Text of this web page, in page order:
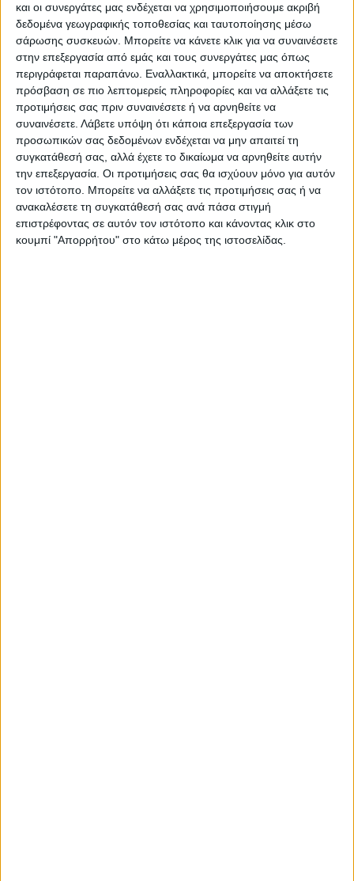
και οι συνεργάτες μας ενδέχεται να χρησιμοποιήσουμε ακριβή
δεδομένα γεωγραφικής τοποθεσίας και ταυτοποίησης μέσω
σάρωσης συσκευών. Μπορείτε να κάνετε κλικ για να συναινέσετε
στην επεξεργασία από εμάς και τους συνεργάτες μας όπως
περιγράφεται παραπάνω. Εναλλακτικά, μπορείτε να αποκτήσετε
πρόσβαση σε πιο λεπτομερείς πληροφορίες και να αλλάξετε τις
προτιμήσεις σας πριν συναινέσετε ή να αρνηθείτε να
συναινέσετε. Λάβετε υπόψη ότι κάποια επεξεργασία των
προσωπικών σας δεδομένων ενδέχεται να μην απαιτεί τη
συγκατάθεσή σας, αλλά έχετε το δικαίωμα να αρνηθείτε αυτήν
την επεξεργασία. Οι προτιμήσεις σας θα ισχύουν μόνο για αυτόν
τον ιστότοπο. Μπορείτε να αλλάξετε τις προτιμήσεις σας ή να
ανακαλέσετε τη συγκατάθεσή σας ανά πάσα στιγμή
επιστρέφοντας σε αυτόν τον ιστότοπο και κάνοντας κλικ στο
κουμπί "Απορρήτου" στο κάτω μέρος της ιστοσελίδας.
ΠΑΡΟΜΟΙΑ ΑΡΘΡΑ